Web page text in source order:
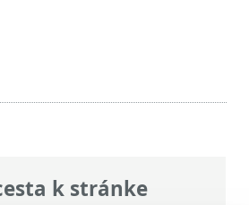
k stránke